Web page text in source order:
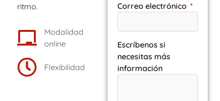
ritmo.
Modalidad
online
Flexibilidad
Correo electrónico
Escríbenos si
necesitas más
información